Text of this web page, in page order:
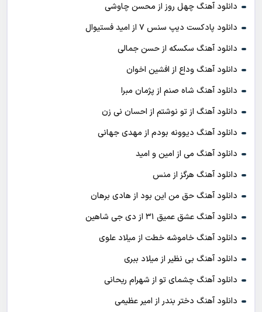
دانلود آهنگ چهل روز از محسن چاوشی
دانلود پادکست ديپ سنس ۷ از اميد فستيوال
دانلود آهنگ سکسکه از حسن جمالی
دانلود آهنگ وداع از افشين اخوان
دانلود آهنگ شاه صنم از پژمان مبرا
دانلود آهنگ از تو نوشتم از احسان نی زن
دانلود آهنگ دیوونه بودم از مهدی جهانی
دانلود آهنگ می از امین و امید
دانلود آهنگ هرگز از منس
دانلود آهنگ حق من این بود از هادی برهان
دانلود آهنگ عشق عمیق ۳۱ از دی جی شاهین
دانلود آهنگ خاموشه خطت از میلاد علوی
دانلود آهنگ بی نظیر از میلاد ببری
دانلود آهنگ چشمای تو از شهرام ریحانی
دانلود آهنگ دختر بندر از امیر عظیمی